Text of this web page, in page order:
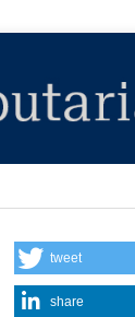
tweet
share